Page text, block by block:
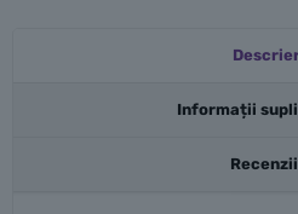
Informații
Recenzii